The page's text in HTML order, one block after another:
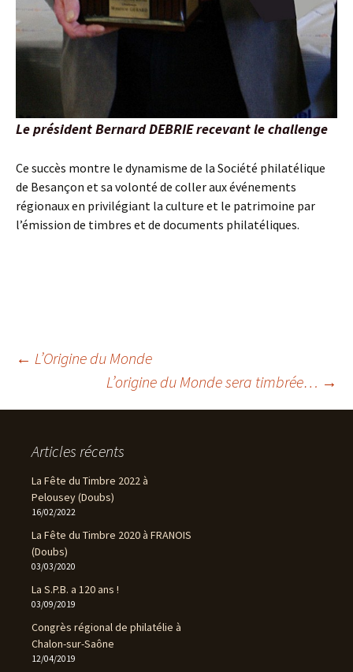
Le président Bernard DEBRIE recevant le challenge
Ce succès montre le dynamisme de la Société philatélique
de Besançon et sa volonté de coller aux événements
régionaux en privilégiant la culture et le patrimoine par
l’émission de timbres et de documents philatéliques.
Navigation
des
articles
← L’Origine du Monde
L’origine du Monde sera timbrée… →
Articles récents
La Fête du Timbre 2022 à
Pelousey (Doubs)
16/02/2022
La Fête du Timbre 2020 à FRANOIS
(Doubs)
03/03/2020
La S.P.B. a 120 ans !
03/09/2019
Congrès régional de philatélie à
Chalon-sur-Saône
12/04/2019